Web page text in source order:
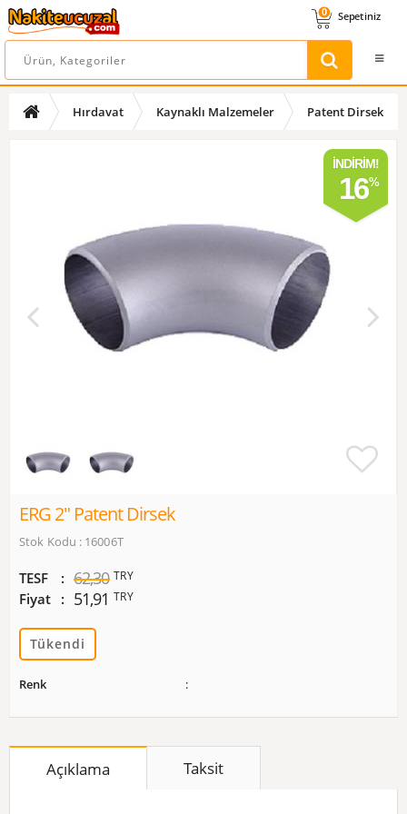
0 Sepetiniz
Hırdavat Kaynaklı Malzemeler Patent Dirsek
ERG 2" Patent Dirsek
Stok Kodu : 16006T
TESF 62,30 TRY
Fiyat 51,91 TRY
Tükendi
Renk
İNDIRIM!
16
Açıklama Taksit